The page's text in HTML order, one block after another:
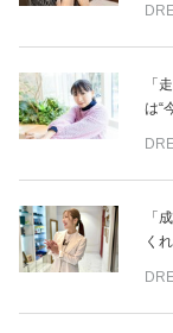
「
は“
「
く